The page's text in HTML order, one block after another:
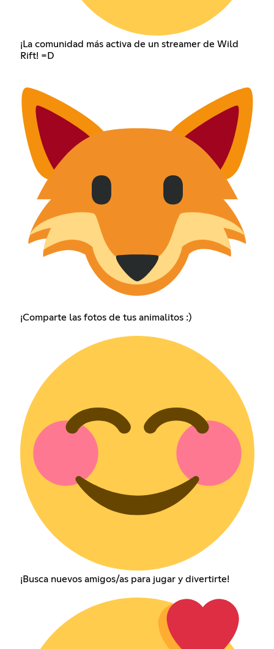
¡La comunidad más activa de un streamer de Wild
Rift! =D
¡Comparte las fotos de tus animalitos :)
¡Busca nuevos amigos/as para jugar y divertirte!